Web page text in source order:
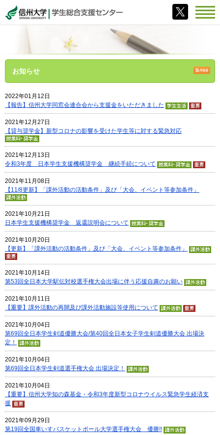
お知らせ
2022年01月12日
【報告】信州大学同窓会連合会から支援金をいただきました
2021年12月27日
【貸与奨学金】新型コロナの影響を受けた学生等に対する緊急対応
2021年12月13日
令和3年度 日本学生支援機構奨学金 継続手続について
2021年11月08日
【11/8更新】「課外活動の活動条件」及び「大会、イベント等参加条件」
2021年10月21日
日本学生支援機構奨学金 返還説明会について
2021年10月20日
【更新】「課外活動の活動条件」及び「大会、イベント等参加条件」
2021年10月14日
第53回全日本大学駅伝対校選手権大会出場に伴う応援自粛のお願い
2021年10月11日
【重要】課外活動の再開及び課外活動施設等使用について
2021年10月04日
第69回全日本学生剣道優勝大会/第40回全日本女子学生剣道優勝大会 出場決
定！
2021年10月04日
第69回全日本学生剣道選手権大会 出場決定！
2021年10月04日
【重要】信州大学知の森基金・令和3年度新型コロナウイルス緊急学生経済支
援
2021年09月29日
第19回全国車いすバスケットボール大学選手権大会 優勝!!